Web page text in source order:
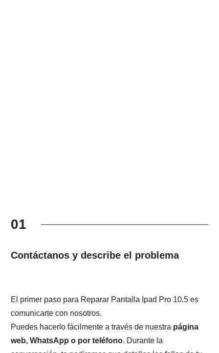
01
Contáctanos y describe el problema
El primer paso para Reparar Pantalla Ipad Pro 10.5 es
comunicarte con nosotros.
Puedes hacerlo fácilmente a través de nuestra página
web, WhatsApp o por teléfono. Durante la